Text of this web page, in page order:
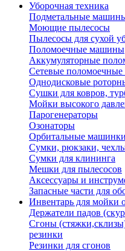
Уборочная техника
Подметальные
Моющие пылесосы
Пылесосы для сухой
Поломоечные машины
Аккумуляторные
Сетевые
Однодисковые
Сушки для ковров,
Мойки высокого
Парогенераторы
Озонаторы
Орбитальные машинки
Сумки, рюкзаки,
Сумки для клининга
Мешки для пылесосов
Аксессуары и
Запасные части для
Инвентарь для мойки
Держатели падов
Сгоны
резинки
Резинки для сгонов